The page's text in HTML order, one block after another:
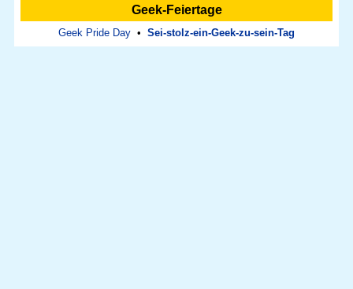
Geek-Feiertage
Geek Pride Day • Sei-stolz-ein-Geek-zu-sein-Tag